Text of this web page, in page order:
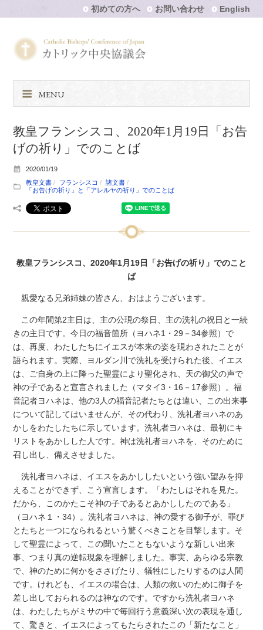
初めての方へ お問い合わせ English
MENU
教皇フランシスコ、2020年1月19日「お告
げの祈り」でのことば
2020/01/19
教皇文書
フランシスコ
諸文書
「お告げの祈り」と「アレルヤの祈り」でのことば
教皇フランシスコ、2020年1月19日「お告げの祈り」でのこと
ば
親愛なる兄弟姉妹の皆さん、おはようございます。
この年間第2主日は、主の公現の祭日、主の洗礼の祝日と一続
きの主日です。今日の福音箇所（ヨハネ1・29－34参照）で
は、再度、わたしたちにイエスが本来の姿を現わされたことが
語られます。実際、ヨルダン川で洗礼を受けられた後、イエス
は、ご自身の上に降った聖霊により聖化され、天の御父の声で
神の子であると宣言されました（マタイ3・16－17参照）。福
音記者ヨハネは、他の3人の福音記者たちとは違い、この出来事
について記してはいませんが、その代わり、洗礼者ヨハネのあ
かしをわたしたちに示しています。洗礼者ヨハネは、最初にキ
リストをあかしした人です。神は洗礼者ヨハネを、そのために
召し出し、備えさせました。
洗礼者ヨハネは、イエスをあかししたいという強い望みを抑
えることができず、こう宣言します。「わたしはそれを見た。
だから、このかたこそ神の子であるとあかししたのである」
（ヨハネ１・34）。洗礼者ヨハネは、神の愛する御子が、罪び
とたちと一つになられるという驚くべきことを目撃します。そ
して聖霊によって、この聞いたこともないような新しい出来
事、つまり真の逆転現象を理解しました。事実、あらゆる宗教
で、神のために何かをささげたり、犠牲にしたりするのは人間
です。けれども、イエスの場合は、人類の救いのために御子を
差し出しておられるのは神なのです。ですから洗礼者ヨハネ
は、わたしたちがミサの中で毎回行う意義深い次の表現を通し
て、驚きと、イエスによってもたらされたこの「新たなこと」